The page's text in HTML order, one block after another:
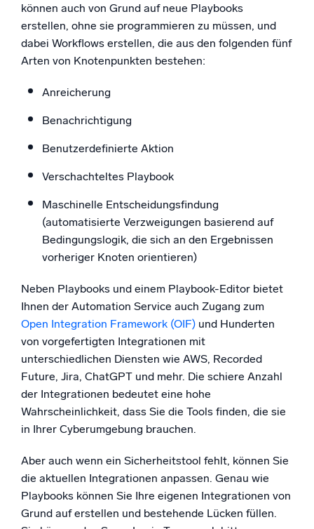
können auch von Grund auf neue Playbooks
erstellen, ohne sie programmieren zu müssen, und
dabei Workflows erstellen, die aus den folgenden fünf
Arten von Knotenpunkten bestehen:
Anreicherung
Benachrichtigung
Benutzerdefinierte Aktion
Verschachteltes Playbook
Maschinelle Entscheidungsfindung
(automatisierte Verzweigungen basierend auf
Bedingungslogik, die sich an den Ergebnissen
vorheriger Knoten orientieren)
Neben Playbooks und einem Playbook-Editor bietet
Ihnen der Automation Service auch Zugang zum
Open Integration Framework (OIF) und Hunderten
von vorgefertigten Integrationen mit
unterschiedlichen Diensten wie AWS, Recorded
Future, Jira, ChatGPT und mehr. Die schiere Anzahl
der Integrationen bedeutet eine hohe
Wahrscheinlichkeit, dass Sie die Tools finden, die sie
in Ihrer Cyberumgebung brauchen.
Aber auch wenn ein Sicherheitstool fehlt, können Sie
die aktuellen Integrationen anpassen. Genau wie
Playbooks können Sie Ihre eigenen Integrationen von
Grund auf erstellen und bestehende Lücken füllen.